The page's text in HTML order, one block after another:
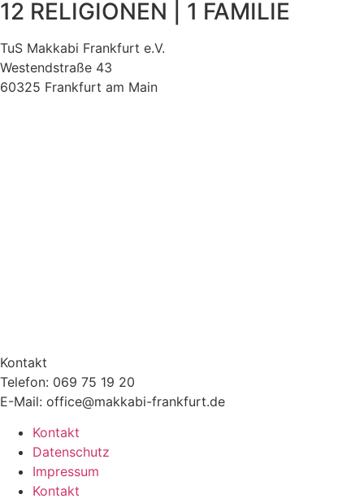
12 RELIGIONEN | 1 FAMILIE
TuS Makkabi Frankfurt e.V.
Westendstraße 43
60325 Frankfurt am Main
Kontakt
Telefon: 069 75 19 20
E-Mail: office@makkabi-frankfurt.de
Kontakt
Datenschutz
Impressum
Kontakt